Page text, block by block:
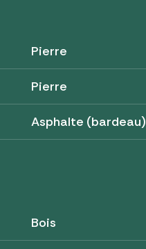
Pierre
Pierre
Asphalte (bardeau)
Bois